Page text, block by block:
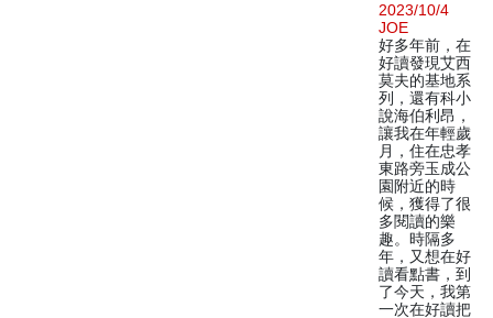
2023/10/4
JOE
好多年前，在
好讀發現艾西
莫夫的基地系
列，還有科小
說海伯利昂，
讓我在年輕歲
月，住在忠孝
東路旁玉成公
園附近的時
候，獲得了很
多閱讀的樂
趣。時隔多
年，又想在好
讀看點書，到
了今天，我第
一次在好讀把